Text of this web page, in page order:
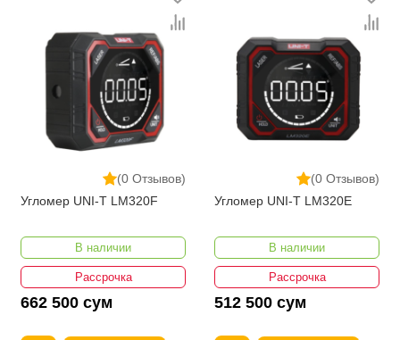
брендами, список которых постоянно расширяется.
Мы доставляем товар в любом количестве по всей
территории страны. Все это дополняет лучшая по
Узбекистану стоимость, Ручные измерительные
инструменты от ikarvon.uz — это самый широкий
диапазон цен. Причем здесь представлена
оптимальная цена для каждой позиции из категории
Ручные измерительные инструменты.
(0 Отзывов)
Угломер UNI-T LM320F
В наличии
Рассрочка
662 500 сум
(0 Отзывов)
Угломер UNI-T LM320E
В наличии
Рассрочка
512 500 сум